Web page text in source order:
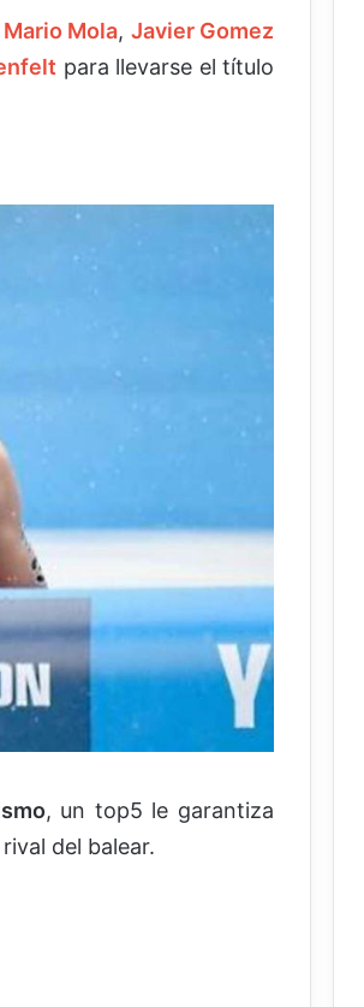
Mario Mola, Javier Gomez
para llevarse el título
, un top5 le garantiza
del balear.